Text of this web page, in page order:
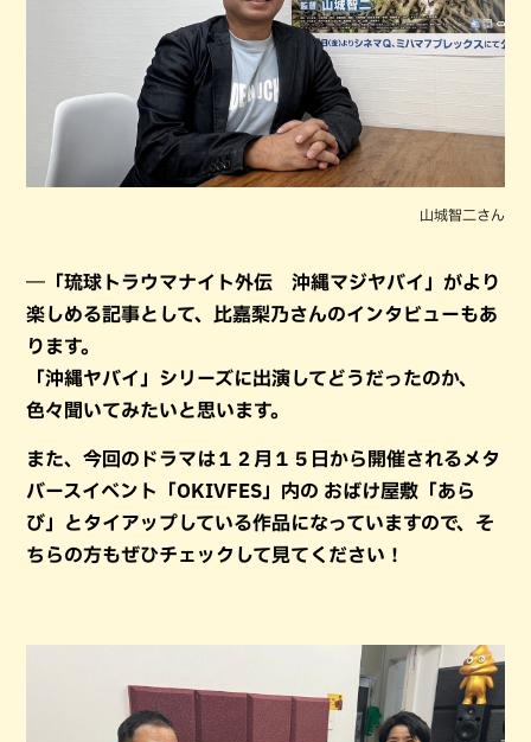
山城智二さん
―「琉球トラウマナイト外伝 沖縄マジヤバイ」がより
楽しめる記事として、比嘉梨乃さんのインタビューもあ
ります。
「沖縄ヤバイ」シリーズに出演してどうだったのか、
色々聞いてみたいと思います。
また、今回のドラマは１２月１５日から開催されるメタ
バースイベント「OKIVFES」内の おばけ屋敷「あら
び」とタイアップしている作品になっていますので、そ
ちらの方もぜひチェックして見てください！